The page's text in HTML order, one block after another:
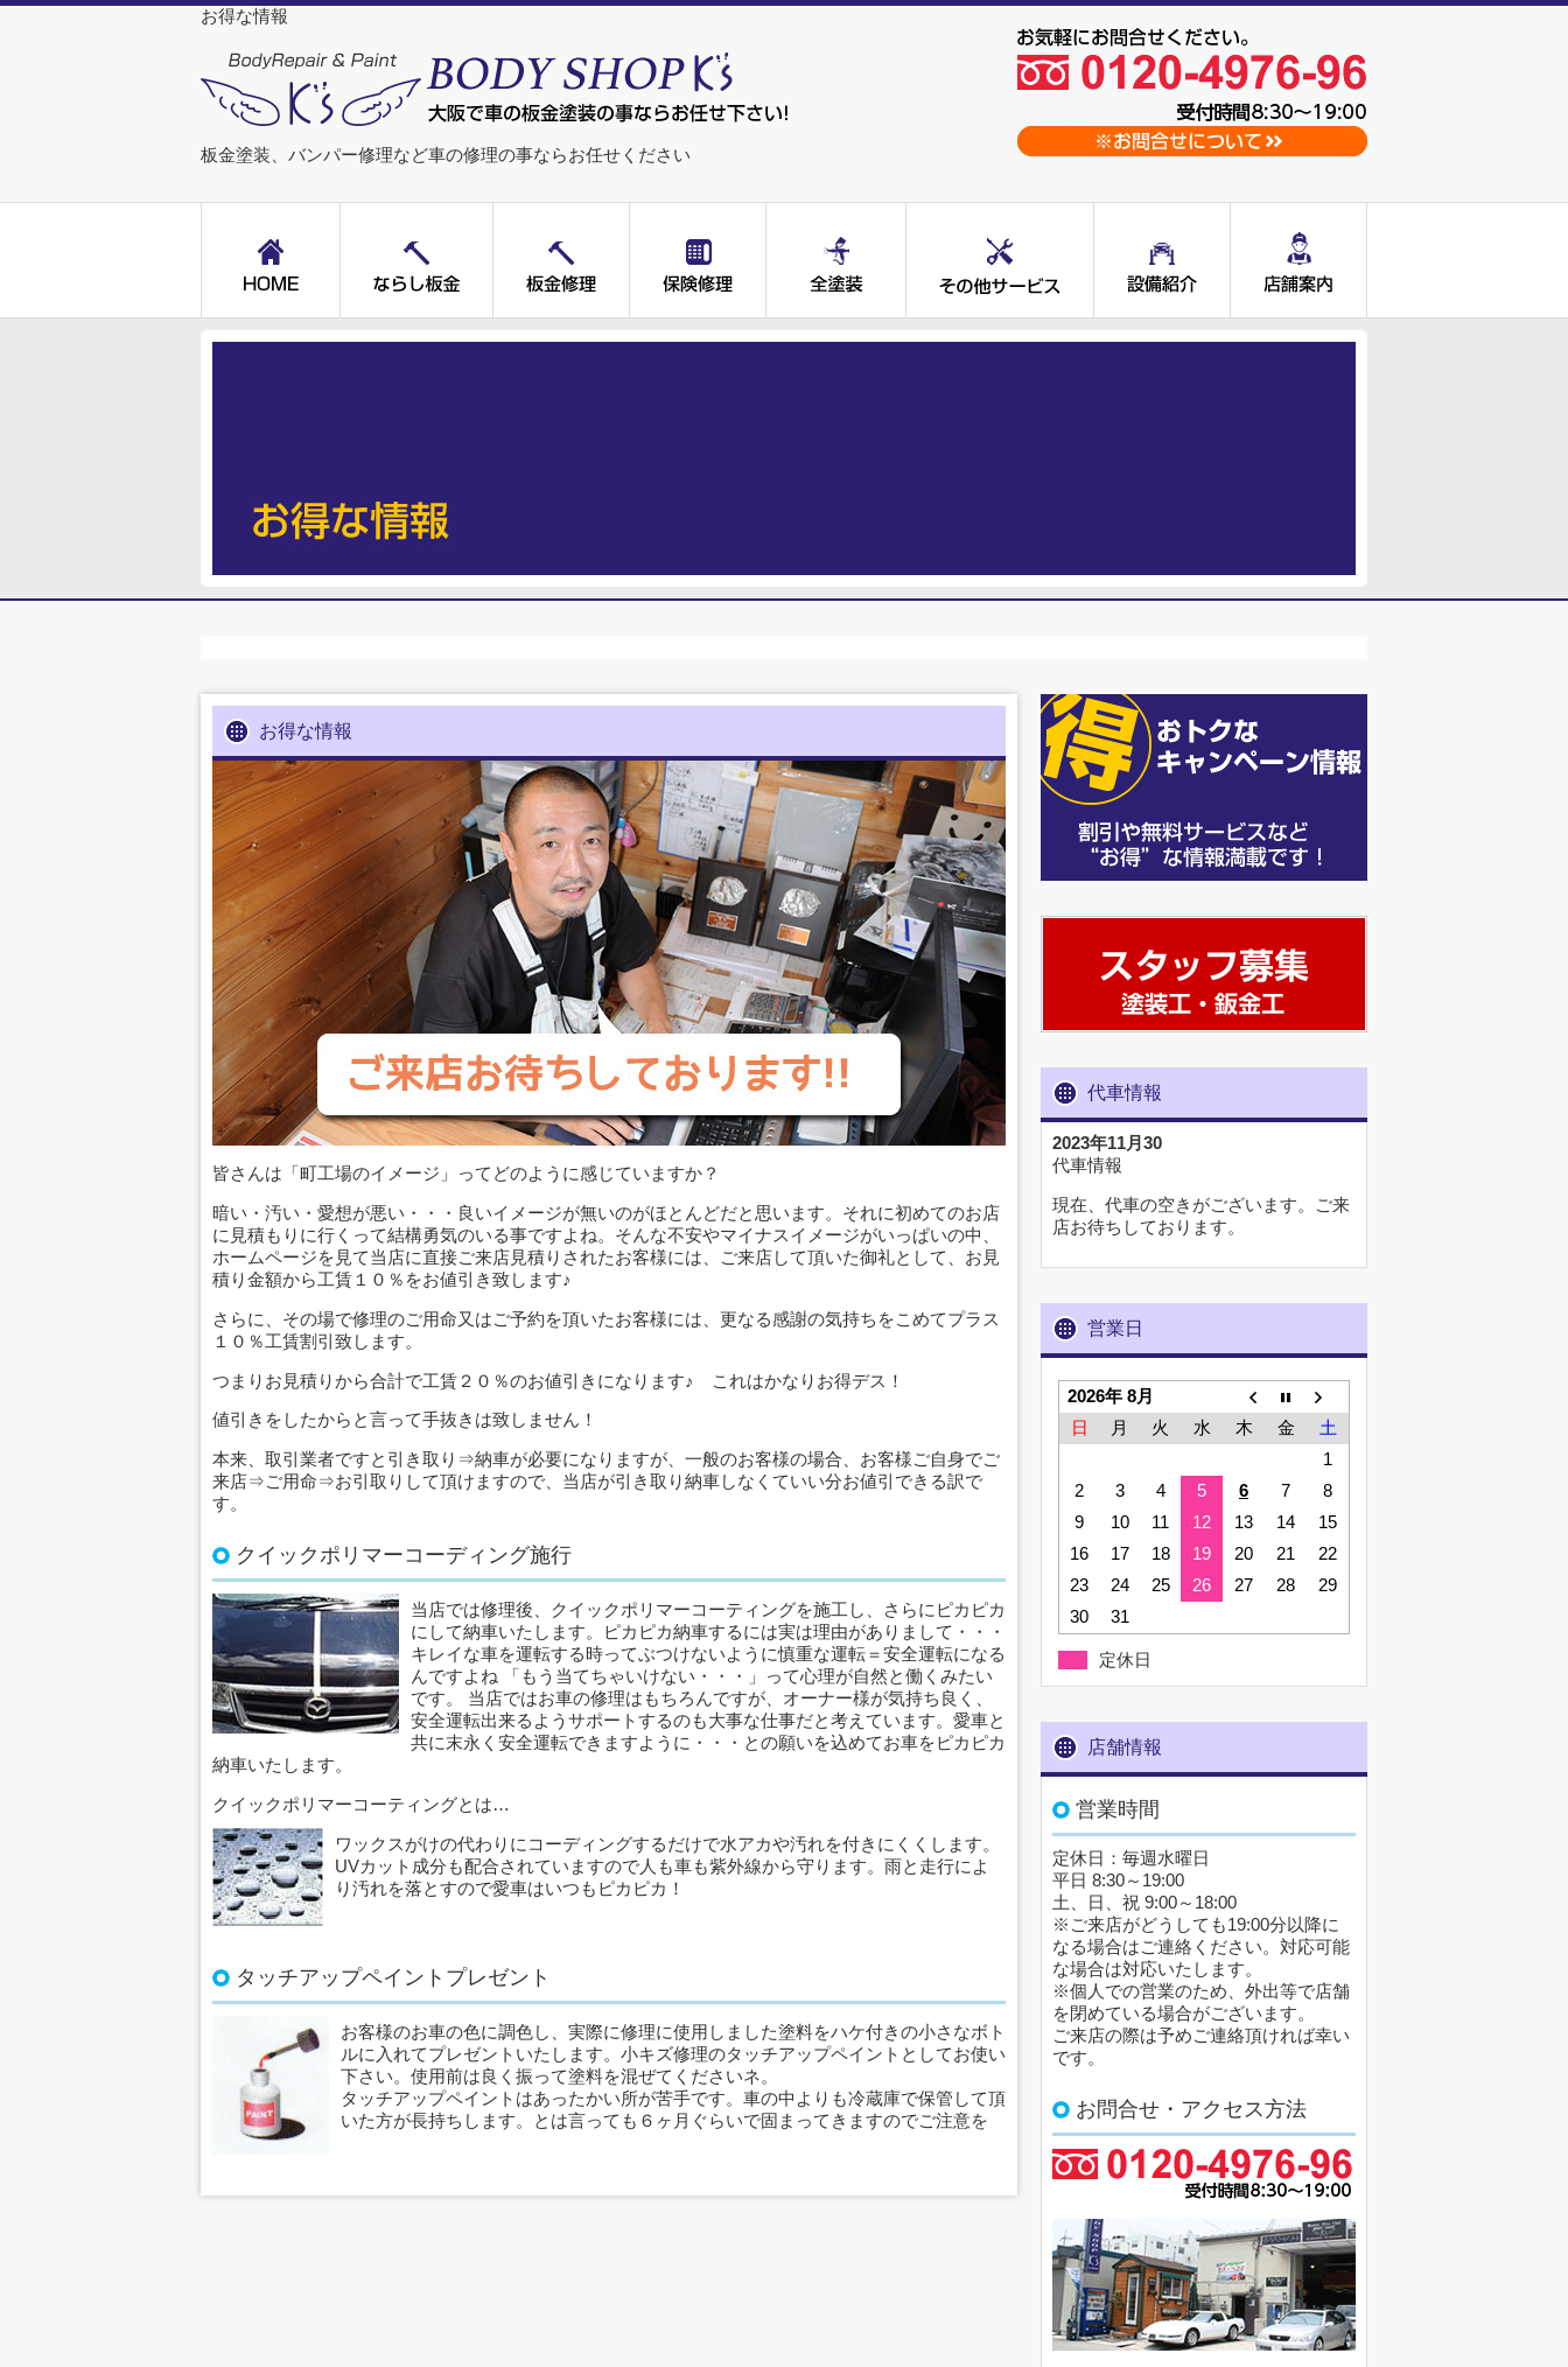
お得な情報
板金塗装、バンパー修理など車の修理の事ならお任せください
お得な情報
皆さんは「町工場のイメージ」ってどのように感じていますか？
暗い・汚い・愛想が悪い・・・良いイメージが無いのがほとんどだと思います。それに初めてのお店
に見積もりに行くって結構勇気のいる事ですよね。そんな不安やマイナスイメージがいっぱいの中、
ホームページを見て当店に直接ご来店見積りされたお客様には、ご来店して頂いた御礼として、お見
積り金額から工賃１０％をお値引き致します♪
さらに、その場で修理のご用命又はご予約を頂いたお客様には、更なる感謝の気持ちをこめてプラス
１０％工賃割引致します。
つまりお見積りから合計で工賃２０％のお値引きになります♪ これはかなりお得デス！
値引きをしたからと言って手抜きは致しません！
本来、取引業者ですと引き取り⇒納車が必要になりますが、一般のお客様の場合、お客様ご自身でご
来店⇒ご用命⇒お引取りして頂けますので、当店が引き取り納車しなくていい分お値引できる訳で
す。
クイックポリマーコーディング施行
当店では修理後、クイックポリマーコーティングを施工し、さらにピカピカ
にして納車いたします。ピカピカ納車するには実は理由がありまして・・・
キレイな車を運転する時ってぶつけないように慎重な運転＝安全運転になる
んですよね 「もう当てちゃいけない・・・」って心理が自然と働くみたい
です。 当店ではお車の修理はもちろんですが、オーナー様が気持ち良く、
安全運転出来るようサポートするのも大事な仕事だと考えています。愛車と
共に末永く安全運転できますように・・・との願いを込めてお車をピカピカ
納車いたします。
クイックポリマーコーティングとは…
ワックスがけの代わりにコーディングするだけで水アカや汚れを付きにくくします。
UVカット成分も配合されていますので人も車も紫外線から守ります。雨と走行によ
り汚れを落とすので愛車はいつもピカピカ！
タッチアップペイントプレゼント
お客様のお車の色に調色し、実際に修理に使用しました塗料をハケ付きの小さなボト
ルに入れてプレゼントいたします。小キズ修理のタッチアップペイントとしてお使い
下さい。使用前は良く振って塗料を混ぜてくださいネ。
タッチアップペイントはあったかい所が苦手です。車の中よりも冷蔵庫で保管して頂
いた方が長持ちします。とは言っても６ヶ月ぐらいで固まってきますのでご注意を
代車情報
2023年11月30
代車情報
現在、代車の空きがございます。ご来
店お待ちしております。
営業日
2026年 8月
日
月 火 水 木 金
土
1
2
3 4 5 6 7
8
9
10 11 12 13 14
15
16
17 18 19 20 21
22
23
24 25 26 27 28
29
30
31
定休日
店舗情報
営業時間
定休日：毎週水曜日
平日 8:30～19:00
土、日、祝 9:00～18:00
※ご来店がどうしても19:00分以降に
なる場合はご連絡ください。対応可能
な場合は対応いたします。
※個人での営業のため、外出等で店舗
を閉めている場合がございます。
ご来店の際は予めご連絡頂ければ幸い
です。
お問合せ・アクセス方法